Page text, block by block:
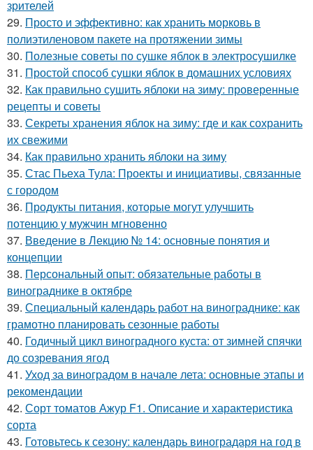
зрителей
29. Просто и эффективно: как хранить морковь в
полиэтиленовом пакете на протяжении зимы
30. Полезные советы по сушке яблок в электросушилке
31. Простой способ сушки яблок в домашних условиях
32. Как правильно сушить яблоки на зиму: проверенные
рецепты и советы
33. Секреты хранения яблок на зиму: где и как сохранить
их свежими
34. Как правильно хранить яблоки на зиму
35. Стас Пьеха Тула: Проекты и инициативы, связанные
с городом
36. Продукты питания, которые могут улучшить
потенцию у мужчин мгновенно
37. Введение в Лекцию № 14: основные понятия и
концепции
38. Персональный опыт: обязательные работы в
винограднике в октябре
39. Специальный календарь работ на винограднике: как
грамотно планировать сезонные работы
40. Годичный цикл виноградного куста: от зимней спячки
до созревания ягод
41. Уход за виноградом в начале лета: основные этапы и
рекомендации
42. Сорт томатов Ажур F1. Описание и характеристика
сорта
43. Готовьтесь к сезону: календарь виноградаря на год в